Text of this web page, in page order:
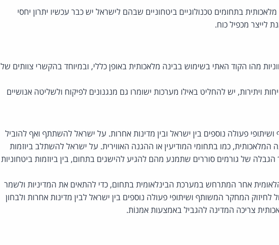
בתחומים טכנולוגיים ביטחוניים שבהם לישראל יש כבר עכשיו יתרון יחסי
לייצר מכפיל כוח.
מהו הקוד האתי בשימוש בבינה מלאכותית באופן כללי, ובמיוחד בהקשרי צוותים של
ויתירות, יש להחליט באילו מערכות ישומרו גם מנגנונים לפיקוח ולשליטה אנושיים
פעולה נוספים בין ישראל ובין מדינות אחרות. על ישראל להשתתף ואף להוביל
המלאכותית, כמו בתחומי המודיעין או ההגנה האווירית. על ישראל להשתלב ביוזמות
הגבלה של גורמים סוררים שתמנע מהם להגיע להישגים בתחום, בין ביוזמות ביטחוניות
אחר המתרחש במערכת הבינלאומית בתחום, כדי להתאים את המדיניות ולשמר
לחיזוק המחקר המשותף ושיתופי פעולה נוספים בין ישראל לבין מדינות אחרות ולבחון
צריכה המדינה להגביל באמצעות אמנוֹת.